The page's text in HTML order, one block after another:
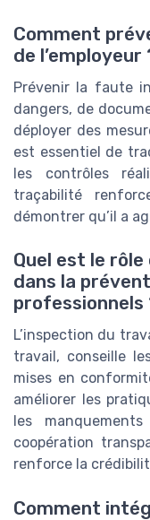
Comment
de l’employeur
Prévenir la faute
dangers, de
déployer des
est essentiel de
les contrôles
traçabilité
démontrer qu’il a
Quel est le
dans la
professionnels
L’inspection du
travail, conseille
mises en
améliorer les
les
coopération
renforce la
Comment